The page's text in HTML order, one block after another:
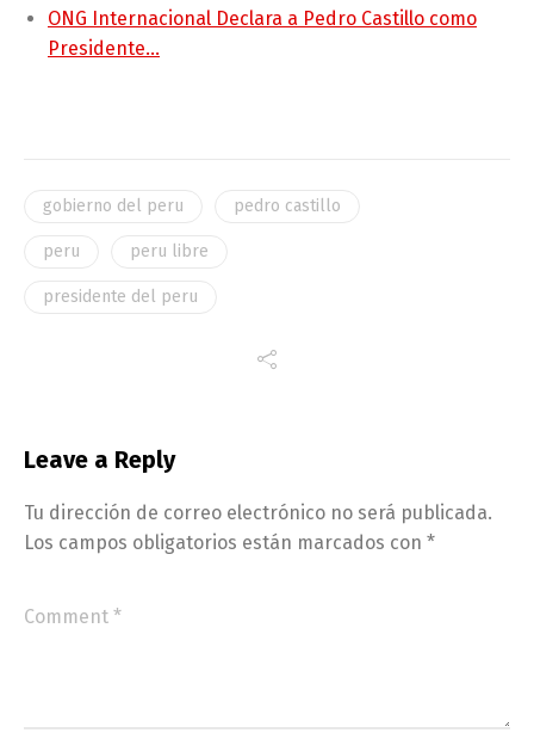
ONG Internacional Declara a Pedro Castillo como
Presidente…
gobierno del peru pedro castillo
peru peru libre
presidente del peru
Leave a Reply
Tu dirección de correo electrónico no será publicada.
Los campos obligatorios están marcados con *